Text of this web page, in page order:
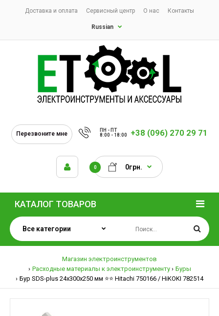
Доставка и оплата Сервисный центр О нас Контакты
Russian
Перезвоните мне
ПН - ПТ
8:00 - 18:00
+38 (096) 270 29 71
0 0грн.
КАТАЛОГ ТОВАРОВ
Магазин электроинструментов
Расходные материалы к электроинструменту
Буры
Бур SDS-plus 24х300х250 мм ⭐️⭐️ Hitachi 750166 / HiKOKI 782514